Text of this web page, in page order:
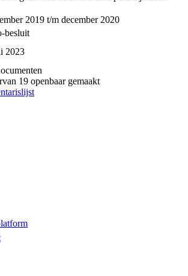
2019 t/m december 2020
besluit
2023
19 openbaar gemaakt